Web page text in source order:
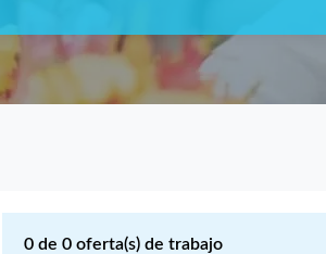
0 de 0 oferta(s) de trabajo